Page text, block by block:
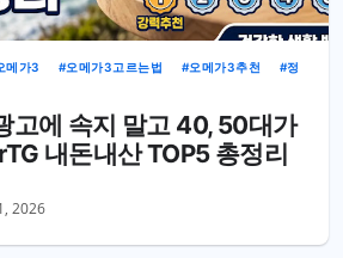
메가3 오메가3고르는법 오메가3추천
정
고에 속지 말고 40, 50대가
내돈내산 TOP5 총정리
2026